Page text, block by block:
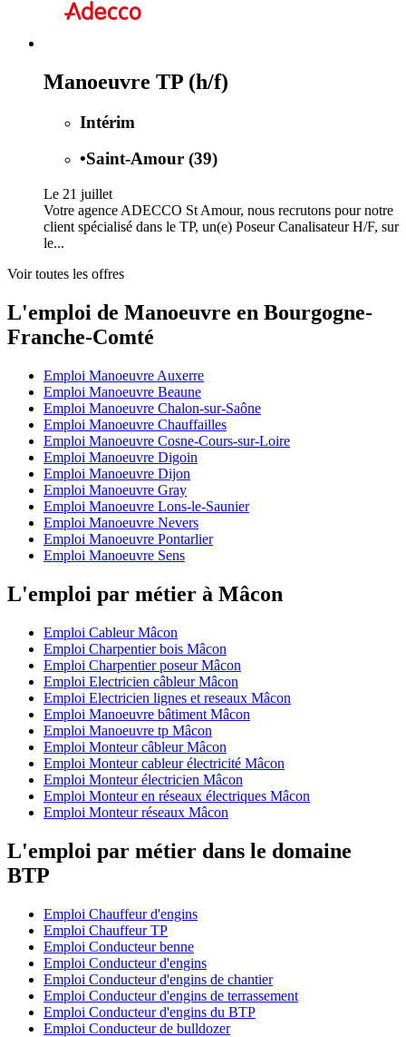
Manoeuvre TP (h/f)
Intérim
•Saint-Amour (39)
Le 21 juillet
Votre agence ADECCO St Amour, nous recrutons pour notre
client spécialisé dans le TP, un(e) Poseur Canalisateur H/F, sur
le...
Voir toutes les offres
L'emploi de Manoeuvre en Bourgogne-
Franche-Comté
Emploi Manoeuvre Auxerre
Emploi Manoeuvre Beaune
Emploi Manoeuvre Chalon-sur-Saône
Emploi Manoeuvre Chauffailles
Emploi Manoeuvre Cosne-Cours-sur-Loire
Emploi Manoeuvre Digoin
Emploi Manoeuvre Dijon
Emploi Manoeuvre Gray
Emploi Manoeuvre Lons-le-Saunier
Emploi Manoeuvre Nevers
Emploi Manoeuvre Pontarlier
Emploi Manoeuvre Sens
L'emploi par métier à Mâcon
Emploi Cableur Mâcon
Emploi Charpentier bois Mâcon
Emploi Charpentier poseur Mâcon
Emploi Electricien câbleur Mâcon
Emploi Electricien lignes et reseaux Mâcon
Emploi Manoeuvre bâtiment Mâcon
Emploi Manoeuvre tp Mâcon
Emploi Monteur câbleur Mâcon
Emploi Monteur cableur électricité Mâcon
Emploi Monteur électricien Mâcon
Emploi Monteur en réseaux électriques Mâcon
Emploi Monteur réseaux Mâcon
L'emploi par métier dans le domaine
BTP
Emploi Chauffeur d'engins
Emploi Chauffeur TP
Emploi Conducteur benne
Emploi Conducteur d'engins
Emploi Conducteur d'engins de chantier
Emploi Conducteur d'engins de terrassement
Emploi Conducteur d'engins du BTP
Emploi Conducteur de bulldozer